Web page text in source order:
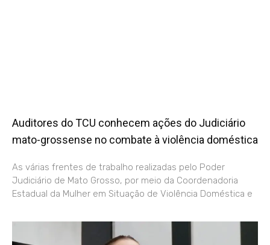
Auditores do TCU conhecem ações do Judiciário
mato-grossense no combate à violência doméstica
As várias frentes de trabalho realizadas pelo Poder
Judiciário de Mato Grosso, por meio da Coordenadoria
Estadual da Mulher em Situação de Violência Doméstica e